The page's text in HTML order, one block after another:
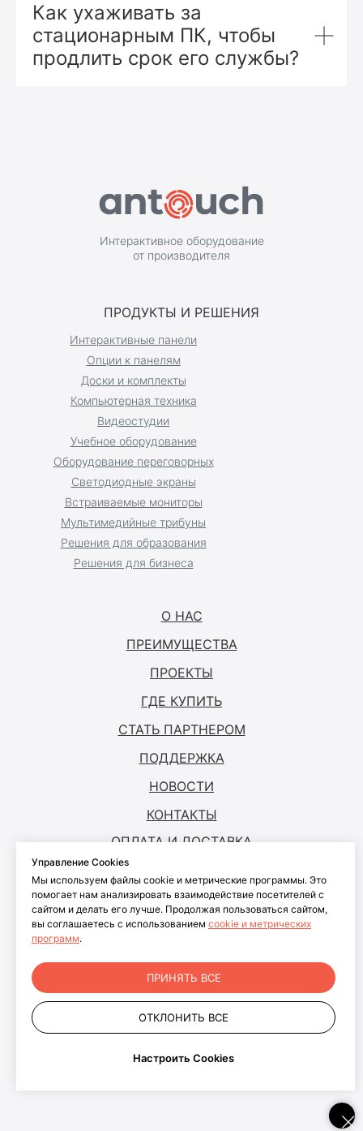
Как ухаживать за
стационарным ПК, чтобы
продлить срок его службы?
Интерактивное оборудование
от производителя
ПРОДУКТЫ И РЕШЕНИЯ
О НАС
© ANTOUCH, 2026. Все права защищены
Согласие на обработку персональных
данных
Политика конфиденциальности
персональных данных пользователей
сайта
ПРЕИМУЩЕСТВА
ПРОЕКТЫ
ГДЕ КУПИТЬ
СТАТЬ ПАРТНЕРОМ
ПОДДЕРЖКА
+7 499 281-91-81
ООО "АНКОМП"
НОВОСТИ
КОНТАКТЫ
ОПЛАТА И ДОСТАВКА
Интерактивные панели
Доски и комплекты
Оборудование переговорных
Учебное оборудование
Светодиодные экраны
Встраиваемые мониторы
Мультимедийные трибуны
Решения для образования
Решения для бизнеса
Опции к панелям
Компьютерная техника
Видеостудии
Управление Cookies
Мы используем файлы cookie и метрические программы. Это
помогает нам анализировать взаимодействие посетителей с
сайтом и делать его лучше. Продолжая пользоваться сайтом,
вы соглашаетесь с использованием cookie и метрических
программ.
ПРИНЯТЬ ВСЕ
ОТКЛОНИТЬ ВСЕ
Настроить Cookies